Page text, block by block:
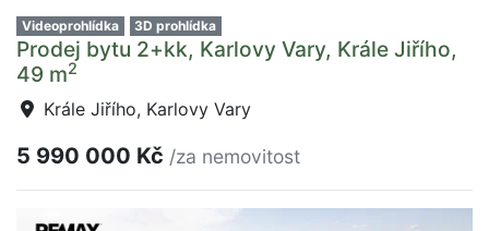
Videoprohlídka 3D prohlídka
Prodej bytu 2+kk, Karlovy Vary, Krále Jiřího,
49 m2
Krále Jiřího, Karlovy Vary
5 990 000 Kč /za nemovitost